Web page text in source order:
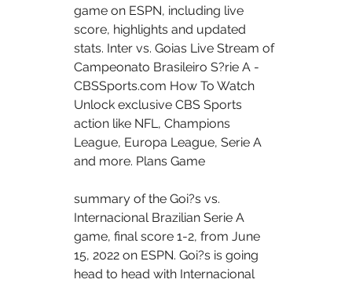
game on ESPN, including live
score, highlights and updated
stats. Inter vs. Goias Live Stream of
Campeonato Brasileiro S?rie A -
CBSSports.com How To Watch
Unlock exclusive CBS Sports
action like NFL, Champions
League, Europa League, Serie A
and more. Plans Game
summary of the Goi?s vs.
Internacional Brazilian Serie A
game, final score 1-2, from June
15, 2022 on ESPN. Goi?s is going
head to head with Internacional